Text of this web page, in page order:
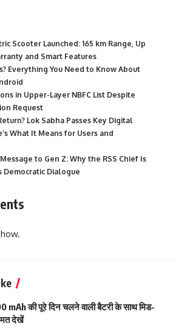
Scooter Launched: 165 km Range, Up
and Smart Features
Everything You Need to Know About
in Upper-Layer NBFC List Despite
Request
Lok Sabha Passes Key Digital
What It Means for Users and
to Gen Z: Why the RSS Chief Is
Democratic Dialogue
की पूरे दिन चलने वाली बैटरी के साथ मिड-
देखें